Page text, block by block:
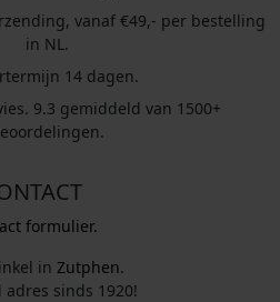
vanaf €49,- per bestelling
in NL.
14 dagen.
9.3 gemiddeld van 1500+
formulier.
in Zutphen.
sinds 1920!